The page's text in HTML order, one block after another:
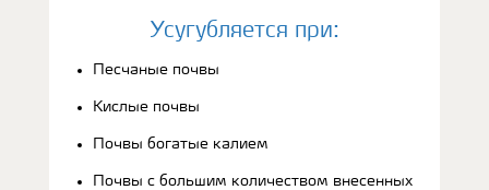
Усугубляется при:
Песчаные почвы
Кислые почвы
Почвы богатые калием
Почвы с большим количеством внесенных